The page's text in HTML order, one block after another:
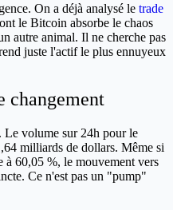
On a déjà analysé le trade
le Bitcoin absorbe le chaos
autre animal. Il ne cherche pas
juste l'actif le plus ennuyeux
changement
volume sur 24h pour le
milliards de dollars. Même si
à 60,05 %, le mouvement vers
Ce n'est pas un "pump"